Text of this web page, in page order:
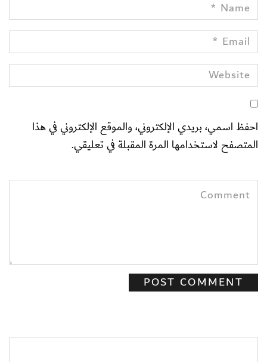
احفظ اسمي، بريدي الإلكتروني، والموقع الإلكتروني في هذا
المتصفح لاستخدامها المرة المقبلة في تعليقي.